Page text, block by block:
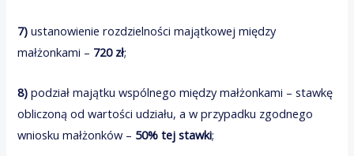
7) ustanowienie rozdzielności majątkowej między
małżonkami – 720 zł;
8) podział majątku wspólnego między małżonkami – stawkę
obliczoną od wartości udziału, a w przypadku zgodnego
wniosku małżonków – 50% tej stawki;